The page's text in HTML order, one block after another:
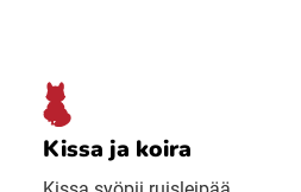
Kissa ja koira